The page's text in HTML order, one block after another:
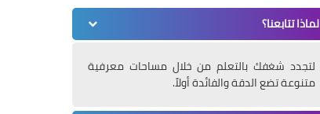
لماذا تتابعنا؟
لتجدد شغفك بالتعلم من خلال مساحات معرفية
متنوعة تضع الدقة والفائدة أولاً.